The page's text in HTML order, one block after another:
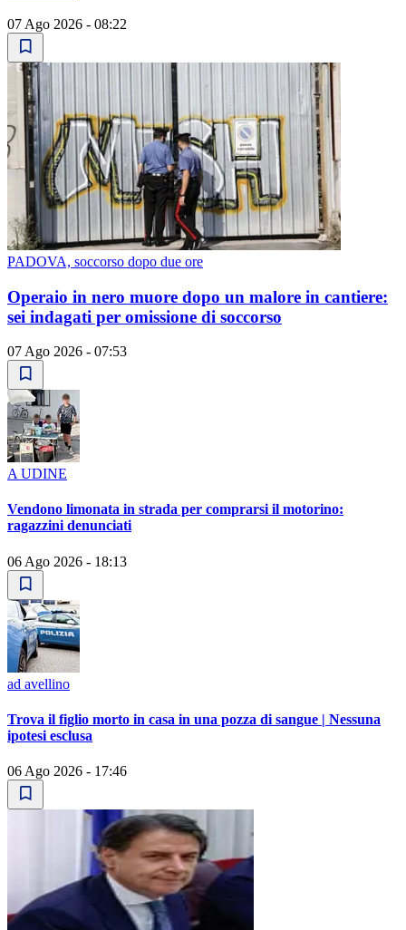
07 Ago 2026 - 08:22
PADOVA, soccorso dopo due ore
Operaio in nero muore dopo un malore in cantiere:
sei indagati per omissione di soccorso
07 Ago 2026 - 07:53
A UDINE
Vendono limonata in strada per comprarsi il motorino:
ragazzini denunciati
06 Ago 2026 - 18:13
ad avellino
Trova il figlio morto in casa in una pozza di sangue | Nessuna
ipotesi esclusa
06 Ago 2026 - 17:46